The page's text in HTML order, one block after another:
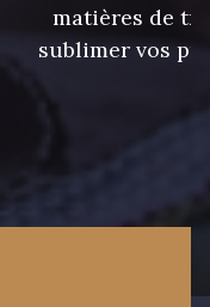
matières de
sublimer vos